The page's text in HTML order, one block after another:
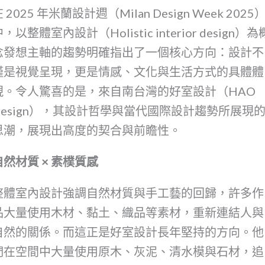
2025 年米蘭設計週（Milan Design Week 2025）
，以整體室內設計（Holistic interior design）為
發想主軸的趨勢明確指出了一個核心方向：設計不
是視覺呈現，更是情感、文化與生活方式的具體體
。令人驚喜的是，來自南台灣的好室設計（HAO
），其設計哲學與當代國際設計趨勢所展現的
潮，展現出高度的契合與前瞻性。
然材質 × 素樸質感
體室內設計強調自然材質與手工藝的回歸，許多作
大量使用木材、黏土、織品等素材，重新連結人與
然的關係。而這正是好室設計長年堅持的方向。他
在空間中大量使用原木、灰泥、清水模與石材，追